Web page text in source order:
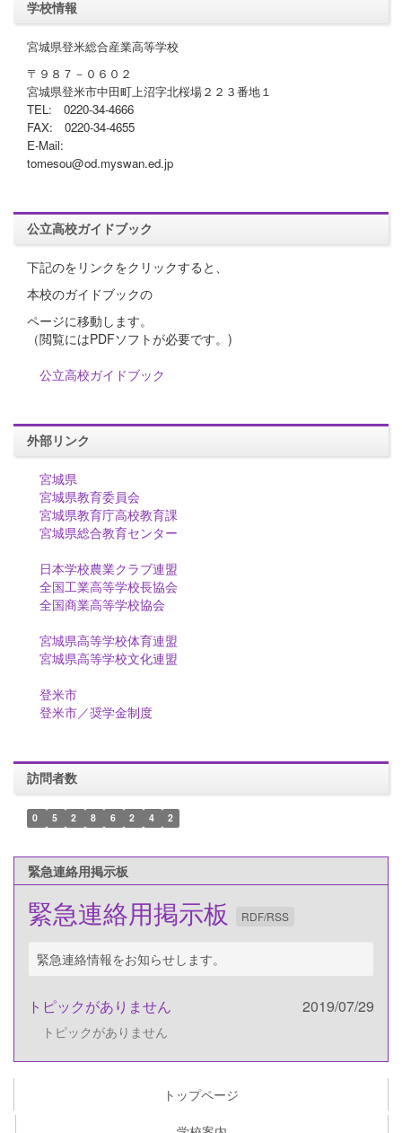
学校情報
宮城県登米総合産業高等学校
〒９８７－０６０２
宮城県登米市中田町上沼字北桜場２２３番地１
TEL: 0220-34-4666
FAX: 0220-34-4655
E-Mail:
tomesou@od.myswan.ed.jp
公立高校ガイドブック
下記のをリンクをクリックすると、
本校のガイドブックの
ページに移動します。
（閲覧にはPDFソフトが必要です。)
公立高校ガイドブック
外部リンク
宮城県
宮城県教育委員会
宮城県教育庁高校教育課
宮城県総合教育センター
日本学校農業クラブ連盟
全国工業高等学校長協会
全国商業高等学校協会
宮城県高等学校体育連盟
宮城県高等学校文化連盟
登米市
登米市／奨学金制度
訪問者数
0 5 2 8 6 2 4 2
緊急連絡用掲示板
緊急連絡用掲示板 RDF/RSS
緊急連絡情報をお知らせします。
トピックがありません 2019/07/29
トピックがありません
トップページ